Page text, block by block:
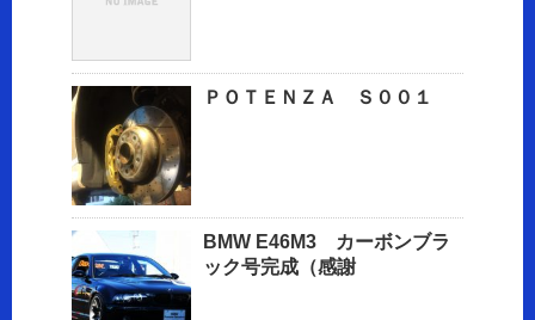
ＰＯＴＥＮＺＡ Ｓ００１
BMW E46M3 カーボンブラ
ック号完成（感謝